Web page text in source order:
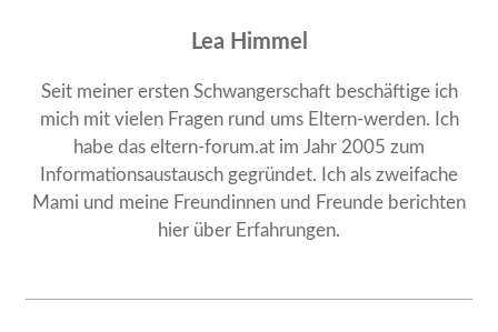
Lea Himmel
Seit meiner ersten Schwangerschaft beschäftige ich
mich mit vielen Fragen rund ums Eltern-werden. Ich
habe das eltern-forum.at im Jahr 2005 zum
Informationsaustausch gegründet. Ich als zweifache
Mami und meine Freundinnen und Freunde berichten
hier über Erfahrungen.